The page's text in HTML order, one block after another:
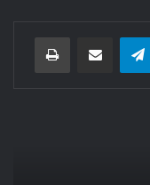
الدساتير
تيلقرام مشاركة عبر البريد طباعة